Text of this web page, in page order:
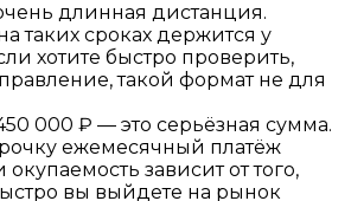
длинная дистанция.
таких сроках держится у
хотите быстро проверить,
такой формат не для
000 ₽ — это серьёзная сумма.
ежемесячный платёж
зависит от того,
вы выйдете на рынок